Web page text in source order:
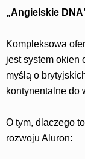
„Angielskie
Kompleksowa
jest system okien
myślą o
kontynentalne do
O tym, dlaczego
rozwoju Aluron: